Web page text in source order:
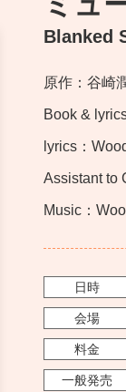
Blanked
原作：谷崎
Book &
lyrics：
Assistant to
Music：
日時
会場
料金
一般発売